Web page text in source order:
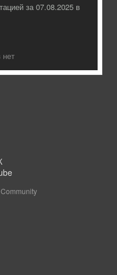
за 07.08.2025 в
нет